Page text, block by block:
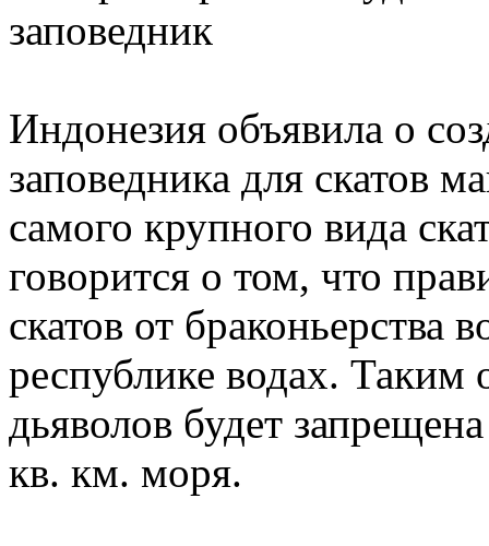
заповедник
Индонезия объявила о
заповедника для скатов
самого крупного вида
говорится о том, что
скатов от браконьерства
республике водах. Таким
дьяволов будет
кв. км. моря.